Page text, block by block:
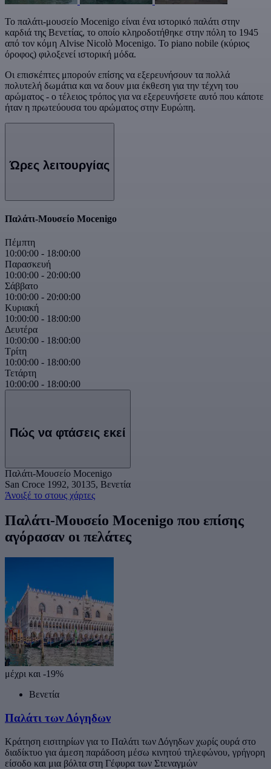
Το παλάτι-μουσείο Mocenigo είναι ένα ιστορικό παλάτι στην
καρδιά της Βενετίας, το οποίο κληροδοτήθηκε στην πόλη το 1945
από τον κόμη Alvise Nicolò Mocenigo. Το piano nobile (κύριος
όροφος) φιλοξενεί ιστορική μόδα.
Οι επισκέπτες μπορούν επίσης να εξερευνήσουν τα πολλά
πολυτελή δωμάτια και να δουν μια έκθεση για την τέχνη του
αρώματος - ο τέλειος τρόπος για να εξερευνήσετε αυτό που κάποτε
ήταν η πρωτεύουσα του αρώματος στην Ευρώπη.
Ώρες λειτουργίας
Παλάτι-Μουσείο Mocenigo
Πέμπτη
10:00:00 - 18:00:00
Παρασκευή
10:00:00 - 20:00:00
Σάββατο
10:00:00 - 20:00:00
Κυριακή
10:00:00 - 18:00:00
Δευτέρα
10:00:00 - 18:00:00
Τρίτη
10:00:00 - 18:00:00
Τετάρτη
10:00:00 - 18:00:00
Πώς να φτάσεις εκεί
Παλάτι-Μουσείο Mocenigo
San Croce 1992, 30135, Βενετία
Άνοιξέ το στους χάρτες
Παλάτι-Μουσείο Mocenigo που επίσης
αγόρασαν οι πελάτες
μέχρι και -19%
Βενετία
Παλάτι των Δόγηδων
Κράτηση εισιτηρίων για το Παλάτι των Δόγηδων χωρίς ουρά στο
διαδίκτυο για άμεση παράδοση μέσω κινητού τηλεφώνου, γρήγορη
είσοδο και μια βόλτα στη Γέφυρα των Στεναγμών